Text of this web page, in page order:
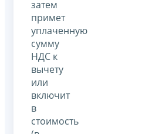
затем
примет
уплаченную
сумму
НДС к
вычету
или
включит
в
стоимость